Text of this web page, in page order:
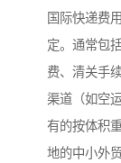
国际快递费
定。通常包
费、清关手
渠道（如空
有的按体积
地的中小外